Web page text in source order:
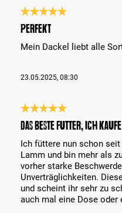
Review with rating of 5
Perfekt
Mein Dackel liebt alle
23.05.2025, 08:30
Review with rating of 5
Das beste Futter, ich
Ich füttere nun schon
Lamm und bin mehr als
vorher starke
Unverträglichkeiten.
und scheint ihr sehr zu
auch mal eine Dose oder